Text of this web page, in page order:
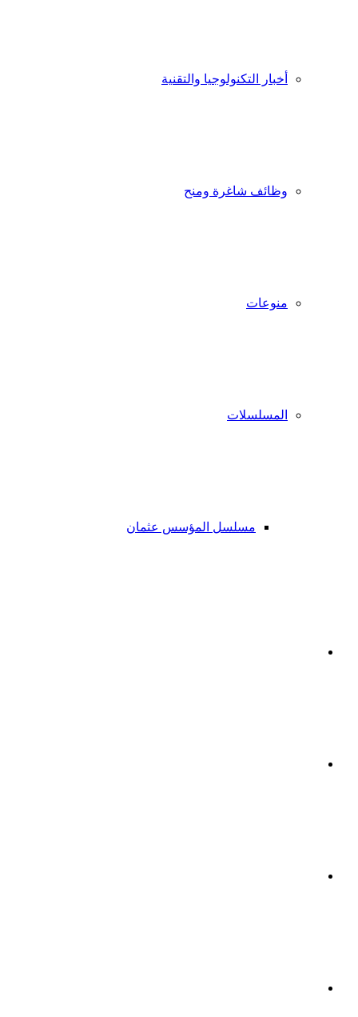
أخبار التكنولوجيا والتقنية
وظائف شاغرة ومنح
منوعات
المسلسلات
مسلسل المؤسس عثمان